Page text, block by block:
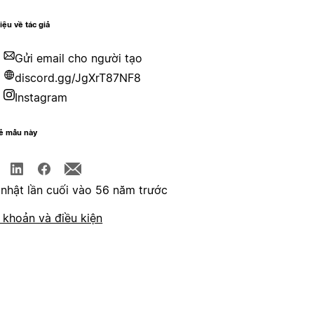
về tác giả
Gửi email cho người tạo
discord.gg/JgXrT87NF8
Instagram
mẫu này
lần cuối vào 56 năm trước
và điều kiện